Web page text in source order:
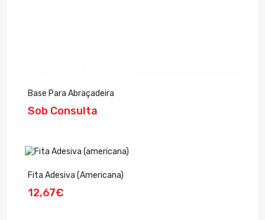
Base Para Abraçadeira
Sob Consulta
Fita Adesiva (americana)
12,67€